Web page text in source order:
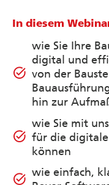
In diesem
task_alt
wie Sie Ihre
digital und
von der
hin zur
task_alt
wie Sie mit
für die
können
task_alt wie einfach,